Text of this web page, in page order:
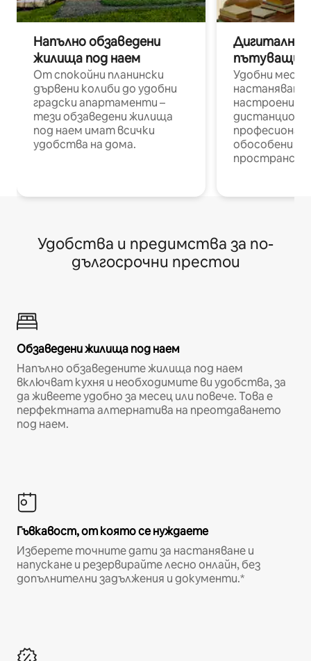
Напълно обзаведени
жилища под наем
От спокойни планински
дървени колиби до удобни
градски апартаменти –
тези обзаведени жилища
под наем имат всички
удобства на дома.
Дигитални
пътуващи
Удобни
настаняване
настроени и
обособени
Удобства и предимства за по-
дългосрочни престои
Обзаведени жилища под наем
Напълно обзаведените жилища под наем
включват кухня и необходимите ви удобства, за
да живеете удобно за месец или повече. Това е
перфектната алтернатива на преотдаването
под наем.
Гъвкавост, от която се нуждаете
Изберете точните дати за настаняване и
напускане и резервирайте лесно онлайн, без
допълнителни задължения и документи.*